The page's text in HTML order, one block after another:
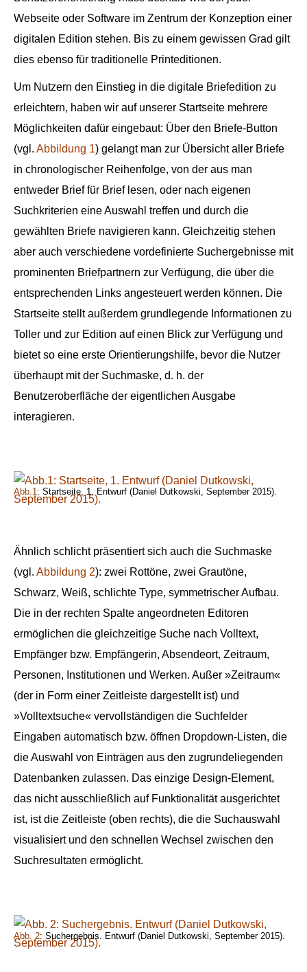
Webseite oder Software im Zentrum der Konzeption einer
digitalen Edition stehen. Bis zu einem gewissen Grad gilt
dies ebenso für traditionelle Printeditionen.
Um Nutzern den Einstieg in die digitale Briefedition zu
erleichtern, haben wir auf unserer Startseite mehrere
Möglichkeiten dafür eingebaut: Über den Briefe-Button
(vgl. Abbildung 1) gelangt man zur Übersicht aller Briefe
in chronologischer Reihenfolge, von der aus man
entweder Brief für Brief lesen, oder nach eigenen
Suchkriterien eine Auswahl treffen und durch die
gewählten Briefe navigieren kann. Gleichzeitig stehen
aber auch verschiedene vordefinierte Suchergebnisse mit
prominenten Briefpartnern zur Verfügung, die über die
entsprechenden Links angesteuert werden können. Die
Startseite stellt außerdem grundlegende Informationen zu
Toller und zur Edition auf einen Blick zur Verfügung und
bietet so eine erste Orientierungshilfe, bevor die Nutzer
überhaupt mit der Suchmaske, d. h. der
Benutzeroberfläche der eigentlichen Ausgabe
interagieren.
Abb.1: Startseite, 1. Entwurf (Daniel Dutkowski, September 2015).
Ähnlich schlicht präsentiert sich auch die Suchmaske
(vgl. Abbildung 2): zwei Rottöne, zwei Grautöne,
Schwarz, Weiß, schlichte Type, symmetrischer Aufbau.
Die in der rechten Spalte angeordneten Editoren
ermöglichen die gleichzeitige Suche nach Volltext,
Empfänger bzw. Empfängerin, Absendeort, Zeitraum,
Personen, Institutionen und Werken. Außer »Zeitraum«
(der in Form einer Zeitleiste dargestellt ist) und
»Volltextsuche« vervollständigen die Suchfelder
Eingaben automatisch bzw. öffnen Dropdown-Listen, die
die Auswahl von Einträgen aus den zugrundeliegenden
Datenbanken zulassen. Das einzige Design-Element,
das nicht ausschließlich auf Funktionalität ausgerichtet
ist, ist die Zeitleiste (oben rechts), die die Suchauswahl
visualisiert und den schnellen Wechsel zwischen den
Suchresultaten ermöglicht.
Abb. 2: Suchergebnis. Entwurf (Daniel Dutkowski, September 2015).